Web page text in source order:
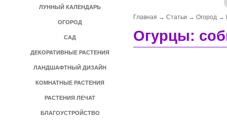
ЛУННЫЙ КАЛЕНДАРЬ
ОГОРОД
САД
ДЕКОРАТИВНЫЕ РАСТЕНИЯ
ЛАНДШАФТНЫЙ ДИЗАЙН
КОМНАТНЫЕ РАСТЕНИЯ
РАСТЕНИЯ ЛЕЧАТ
БЛАГОУСТРОЙСТВО
Главная → Статьи → Огород →
Огурцы: